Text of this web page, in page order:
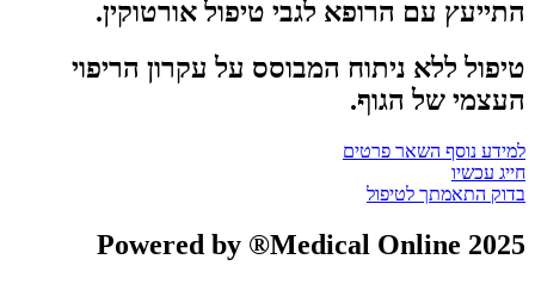
התייעץ עם הרופא לגבי טיפול אורטוקין.
טיפול ללא ניתוח המבוסס על עקרון הריפוי
העצמי של הגוף.
למידע נוסף השאר פרטים
חייג עכשיו
בדוק התאמתך לטיפול
Powered by ®Medical Online 2025